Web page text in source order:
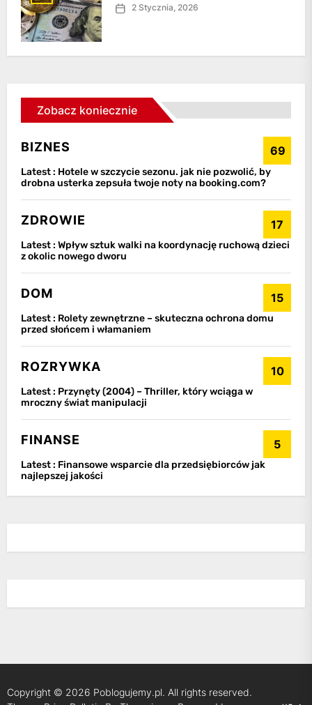
2 Stycznia, 2026
Zobacz koniecznie
BIZNES 69
Latest : Hotele w szczycie sezonu. jak nie pozwolić, by
drobna usterka zepsuła twoje noty na booking.com?
ZDROWIE 17
Latest : Wpływ sztuk walki na koordynację ruchową dzieci
z okolic nowego dworu
DOM 15
Latest : Rolety zewnętrzne – skuteczna ochrona domu
przed słońcem i włamaniem
ROZRYWKA 10
Latest : Przynęty (2004) – Thriller, który wciąga w
mroczny świat manipulacji
FINANSE 5
Latest : Finansowe wsparcie dla przedsiębiorców jak
najlepszej jakości
Copyright © 2026 Poblogujemy.pl. All rights reserved.